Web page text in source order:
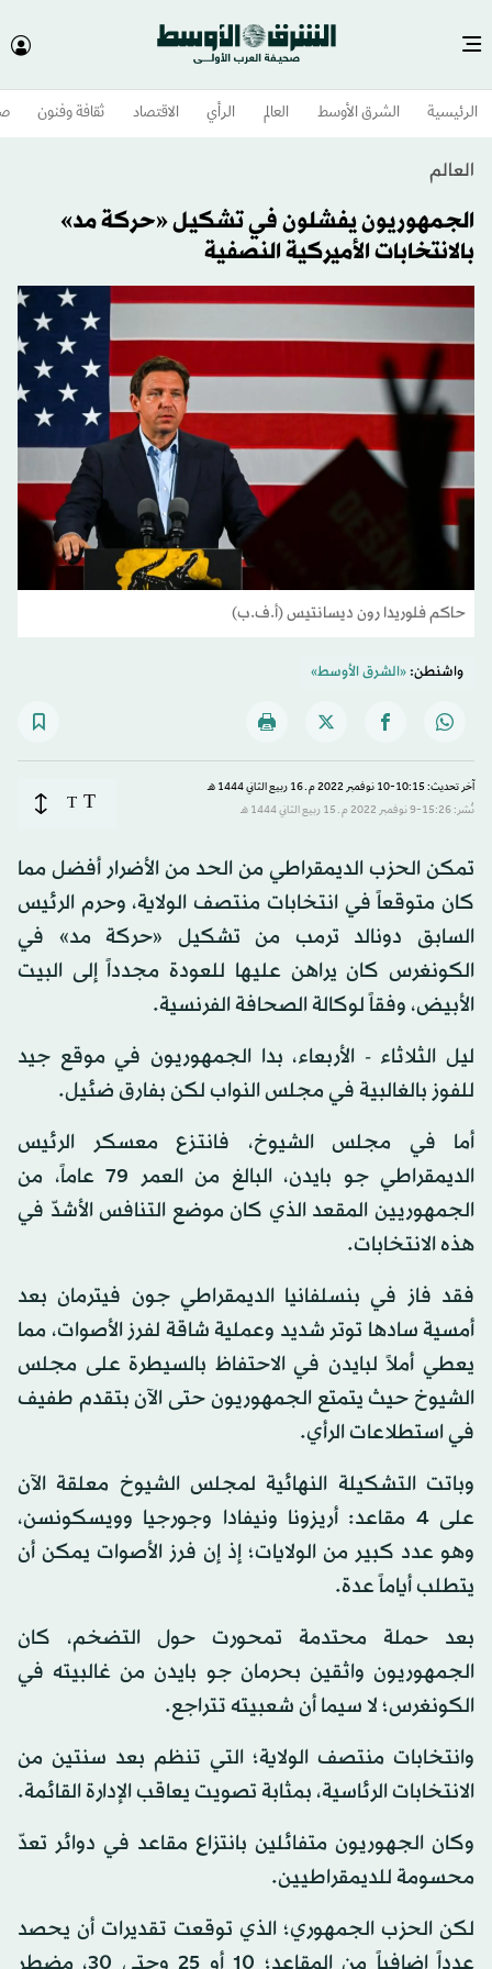
الرئيسية الشرق الأوسط​ العالم الرأي الاقتصاد ثقافة وفنون
العالم
الجمهوريون يفشلون في تشكيل «حركة مد»
بالانتخابات الأميركية النصفية
حاكم فلوريدا رون ديسانتيس (أ.ف.ب)
واشنطن:«الشرق الأوسط»
آخر تحديث: 10:15-10 نوفمبر 2022 م ـ 16 ربيع الثاني 1444 هـ
نُشر: 15:26-9 نوفمبر 2022 م ـ 15 ربيع الثاني 1444 هـ
T
T
تمكن الحزب الديمقراطي من الحد من الأضرار أفضل مما
كان متوقعاً في انتخابات منتصف الولاية، وحرم الرئيس
السابق دونالد ترمب من تشكيل «حركة مد» في
الكونغرس كان يراهن عليها للعودة مجدداً إلى البيت
الأبيض، وفقاً لوكالة الصحافة الفرنسية.
ليل الثلاثاء - الأربعاء، بدا الجمهوريون في موقع جيد
للفوز بالغالبية في مجلس النواب لكن بفارق ضئيل.
أما في مجلس الشيوخ، فانتزع معسكر الرئيس
الديمقراطي جو بايدن، البالغ من العمر 79 عاماً، من
الجمهوريين المقعد الذي كان موضع التنافس الأشدّ في
هذه الانتخابات.
فقد فاز في بنسلفانيا الديمقراطي جون فيترمان بعد
أمسية سادها توتر شديد وعملية شاقة لفرز الأصوات، مما
يعطي أملاً لبايدن في الاحتفاظ بالسيطرة على مجلس
الشيوخ حيث يتمتع الجمهوريون حتى الآن بتقدم طفيف
في استطلاعات الرأي.
وباتت التشكيلة النهائية لمجلس الشيوخ معلقة الآن
على 4 مقاعد: أريزونا ونيفادا وجورجيا وويسكونسن،
وهو عدد كبير من الولايات؛ إذ إن فرز الأصوات يمكن أن
يتطلب أياماً عدة.
بعد حملة محتدمة تمحورت حول التضخم، كان
الجمهوريون واثقين بحرمان جو بايدن من غالبيته في
الكونغرس؛ لا سيما أن شعبيته تتراجع.
وانتخابات منتصف الولاية؛ التي تنظم بعد سنتين من
الانتخابات الرئاسية، بمثابة تصويت يعاقب الإدارة القائمة.
وكان الجهوريون متفائلين بانتزاع مقاعد في دوائر تعدّ
محسومة للديمقراطيين.
لكن الحزب الجمهوري؛ الذي توقعت تقديرات أن يحصد